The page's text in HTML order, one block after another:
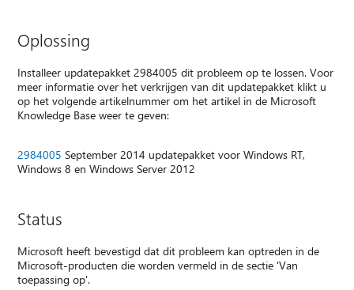
Oplossing
Installeer updatepakket 2984005 dit probleem op te lossen. Voor
meer informatie over het verkrijgen van dit updatepakket klikt u
op het volgende artikelnummer om het artikel in de Microsoft
Knowledge Base weer te geven:
2984005 September 2014 updatepakket voor Windows RT,
Windows 8 en Windows Server 2012
Status
Microsoft heeft bevestigd dat dit probleem kan optreden in de
Microsoft-producten die worden vermeld in de sectie 'Van
toepassing op'.